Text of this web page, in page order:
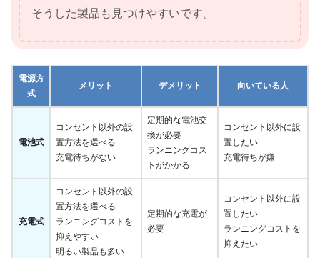
そうした製品も見つけやすいです。
電源方
式
メリット デメリット 向いている人
電池式
コンセント以外の設
置方法を選べる
充電待ちがない
定期的な電池交
換が必要
ランニングコス
トがかかる
コンセント以外に設
置したい
充電待ちが嫌
充電式
コンセント以外の設
置方法を選べる
ランニングコストを
抑えやすい
明るい製品も多い
定期的な充電が
必要
コンセント以外に設
置したい
ランニングコストを
抑えたい